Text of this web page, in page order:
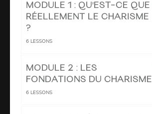
MODULE 1 : QU'EST-CE QUE
RÉELLEMENT LE CHARISME
?
6 LESSONS
MODULE 2 : LES
FONDATIONS DU CHARISME
6 LESSONS